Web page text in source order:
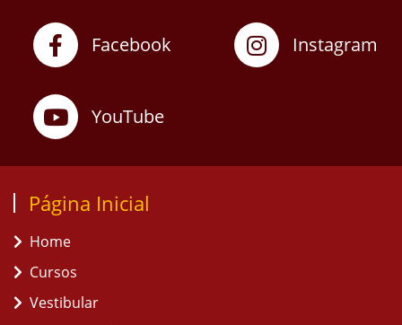
Facebook Instagram
YouTube
Página Inicial
Home
Cursos
Vestibular